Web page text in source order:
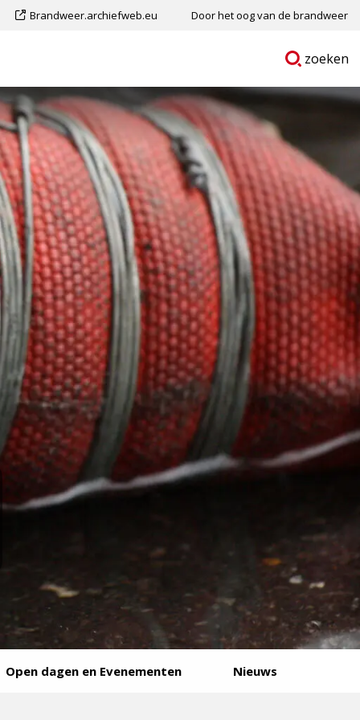
Dit
externe
pagina
Brandweer.archiefweb.eu Door het oog van de brandweer
Ga
zoeken
Open dagen en Evenementen Nieuws